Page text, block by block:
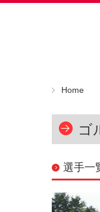
Home
ゴ
選手一